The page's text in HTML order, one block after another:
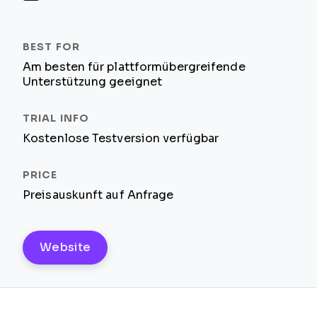
Am besten für plattformübergreifende
Unterstützung geeignet
Kostenlose Testversion verfügbar
Preisauskunft auf Anfrage
Website